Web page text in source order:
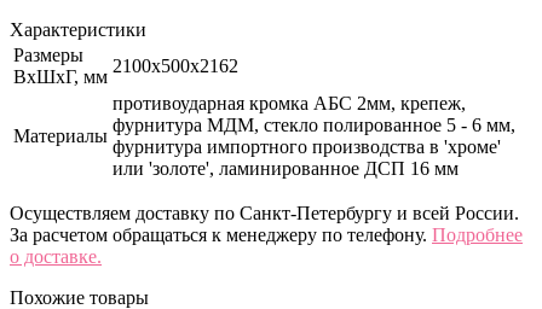
Характеристики
Размеры
ВхШхГ, мм
2100х500х2162
Материалы
противоударная кромка АБС 2мм, крепеж,
фурнитура МДМ, стекло полированное 5 - 6 мм,
фурнитура импортного производства в 'хроме'
или 'золоте', ламинированное ДСП 16 мм
Осуществляем доставку по Санкт-Петербургу и всей России.
За расчетом обращаться к менеджеру по телефону. Подробнее
о доставке.
Похожие товары